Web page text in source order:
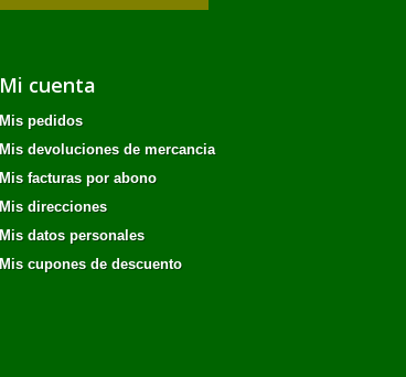
Mi cuenta
Mis pedidos
Mis devoluciones de mercancia
Mis facturas por abono
Mis direcciones
Mis datos personales
Mis cupones de descuento